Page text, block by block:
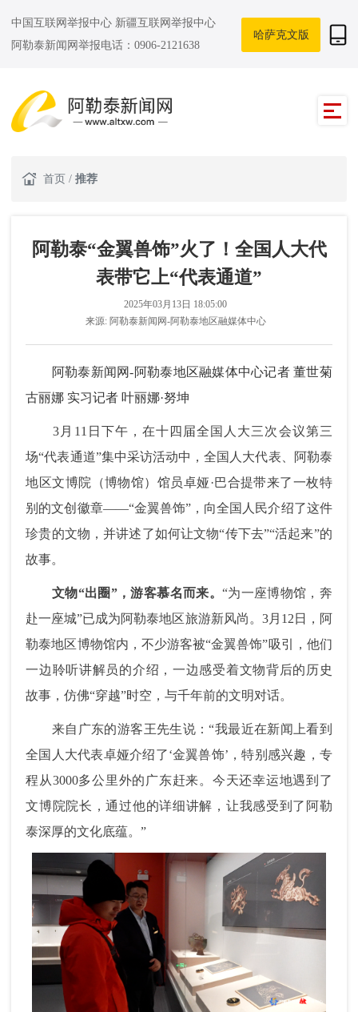
中国互联网举报中心 新疆互联网举报中心
阿勒泰新闻网举报电话：0906-2121638
哈萨克文版
首页 / 推荐
阿勒泰“金翼兽饰”火了！全国人大代
表带它上“代表通道”
2025年03月13日 18:05:00
来源: 阿勒泰新闻网-阿勒泰地区融媒体中心
阿勒泰新闻网-阿勒泰地区融媒体中心记者 董世菊
古丽娜 实习记者 叶丽娜·努坤
3月11日下午，在十四届全国人大三次会议第三
场“代表通道”集中采访活动中，全国人大代表、阿勒泰
地区文博院 （博物馆） 馆员卓娅·巴合提带来了一枚特
别的文创徽章——“金翼兽饰”，向全国人民介绍了这件
珍贵的文物，并讲述了如何让文物“传下去”“活起来”的
故事。
文物“出圈”，游客慕名而来。 “为一座博物馆，奔
赴一座城”已成为阿勒泰地区旅游新风尚。3月12日，阿
勒泰地区博物馆内，不少游客被“金翼兽饰”吸引，他们
一边聆听讲解员的介绍，一边感受着文物背后的历史
故事，仿佛“穿越”时空，与千年前的文明对话。
来自广东的游客王先生说：“我最近在新闻上看到
全国人大代表卓娅介绍了‘金翼兽饰’，特别感兴趣，专
程从3000多公里外的广东赶来。今天还幸运地遇到了
文博院院长，通过他的详细讲解，让我感受到了阿勒
泰深厚的文化底蕴。”